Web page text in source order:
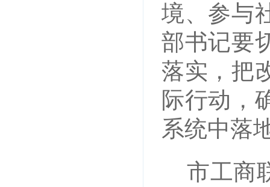
境、参与
部书记要
落实，把
际行动，
系统中落
市工商